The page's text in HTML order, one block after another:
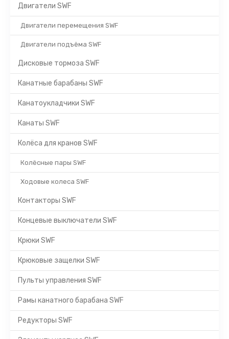
Двигатели SWF
Двигатели перемещения SWF
Двигатели подъёма SWF
Дисковые тормоза SWF
Канатные барабаны SWF
Канатоукладчики SWF
Канаты SWF
Колёса для кранов SWF
Колёсные пары SWF
Ходовые колеса SWF
Контакторы SWF
Концевые выключатели SWF
Крюки SWF
Крюковые защелки SWF
Пульты управления SWF
Рамы канатного барабана SWF
Редукторы SWF